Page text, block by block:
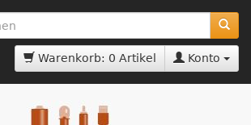
Warenkorb: 0 Artikel Konto